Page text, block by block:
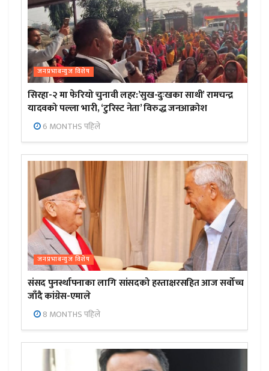
जनप्रभाबन्युज विशेष
सिरहा-२ मा फेरियो चुनावी लहर:’सुख-दुःखका साथी’ रामचन्द्र
यादवको पल्ला भारी, ‘टुरिस्ट नेता’ विरुद्ध जनआक्रोश
6 MONTHS पहिले
जनप्रभाबन्युज विशेष
संसद पुनर्स्थापनाका लागि सांसदको हस्ताक्षरसहित आज सर्वोच्च
जाँदै कांग्रेस-एमाले
8 MONTHS पहिले